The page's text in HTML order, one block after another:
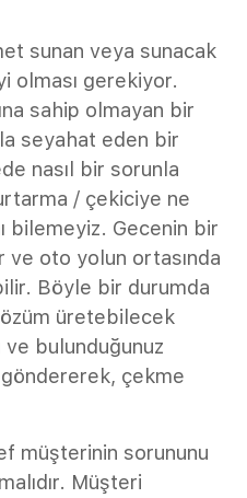
sunan veya sunacak
olması gerekiyor.
sahip olmayan bir
seyahat eden bir
nasıl bir sorunla
/ çekiciye ne
bilemeyiz. Gecenin bir
ve oto yolun ortasında
Böyle bir durumda
üretebilecek
bulunduğunuz
göndererek, çekme
müşterinin sorununu
Müşteri